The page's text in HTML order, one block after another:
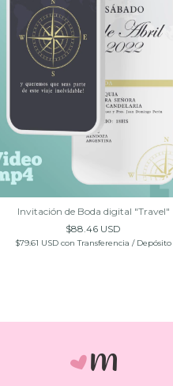
Invitación de Boda digital "Travel"
$88.46 USD
$79.61 USD con Transferencia / Depósito